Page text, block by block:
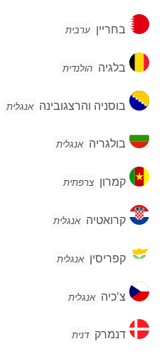
בחריין
בחריין ערבית
בלגיה
בלגיה הולנדית
בוסניה
והרצגובינה
בוסניה והרצגובינה אנגלית
בולגריה
בולגריה אנגלית
קמרון
קמרון צרפתית
קרואטיה אנגלית
קפריסין אנגלית
צ'כיה
צ'כיה אנגלית
דנמרק
דנמרק דנית